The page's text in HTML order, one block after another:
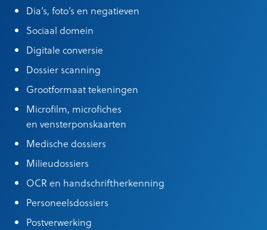
Dia’s, foto’s en negatieven
Sociaal domein
Digitale conversie
Dossier scanning
Grootformaat tekeningen
Microfilm, microfiches
en vensterponskaarten
Medische dossiers
Milieudossiers
OCR en handschriftherkenning
Personeelsdossiers
Postverwerking